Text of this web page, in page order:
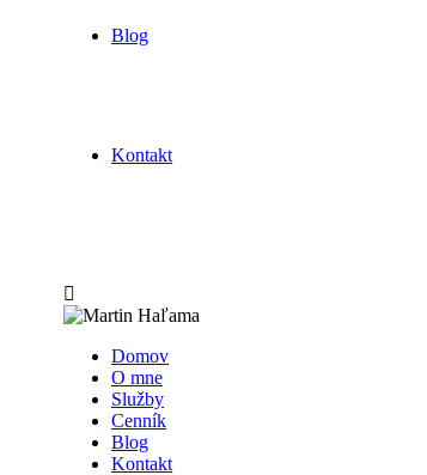
Blog
Kontakt
Domov
O mne
Služby
Cenník
Blog
Kontakt